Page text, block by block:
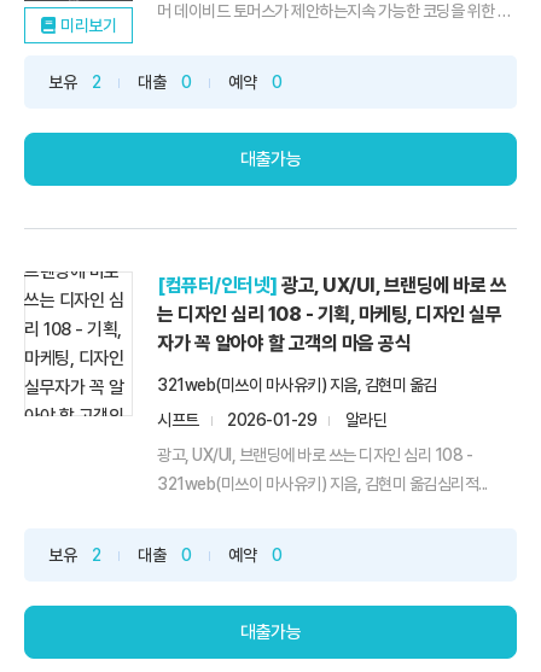
미리보기
머 데이비드 토머스가 제안하는지속 가능한 코딩을 위한 미
보유 2 대출 0 예약 0
대출가능
[컴퓨터/인터넷] 광고, UX/UI, 브랜딩에 바로 쓰
는 디자인 심리 108 - 기획, 마케팅, 디자인 실무
자가 꼭 알아야 할 고객의 마음 공식
321web(미쓰이 마사유키) 지음, 김현미 옮김
시프트
2026-01-29
알라딘
광고, UX/UI, 브랜딩에 바로 쓰는 디자인 심리 108 -
321web(미쓰이 마사유키) 지음, 김현미 옮김심리적...
보유 2 대출 0 예약 0
대출가능